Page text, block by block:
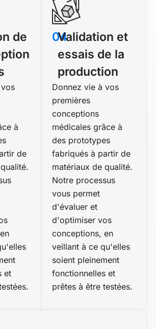
de
à
de
et
04
Validation et
essais de la
production
Donnez vie à vos
premières
conceptions
médicales grâce à
des prototypes
fabriqués à partir de
matériaux de qualité.
Notre processus
vous permet
d'évaluer et
d'optimiser vos
conceptions, en
veillant à ce qu'elles
soient pleinement
fonctionnelles et
prêtes à être testées.